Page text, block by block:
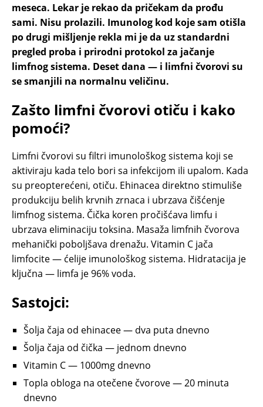
meseca. Lekar je rekao da pričekam da prođu
sami. Nisu prolazili. Imunolog kod koje sam otišla
po drugi mišljenje rekla mi je da uz standardni
pregled proba i prirodni protokol za jačanje
limfnog sistema. Deset dana — i limfni čvorovi su
se smanjili na normalnu veličinu.
Zašto limfni čvorovi otiču i kako
pomoći?
Limfni čvorovi su filtri imunološkog sistema koji se
aktiviraju kada telo bori sa infekcijom ili upalom. Kada
su preopterećeni, otiču. Ehinacea direktno stimuliše
produkciju belih krvnih zrnaca i ubrzava čišćenje
limfnog sistema. Čička koren pročišćava limfu i
ubrzava eliminaciju toksina. Masaža limfnih čvorova
mehanički poboljšava drenažu. Vitamin C jača
limfocite — ćelije imunološkog sistema. Hidratacija je
ključna — limfa je 96% voda.
Sastojci:
Šolja čaja od ehinacee — dva puta dnevno
Šolja čaja od čička — jednom dnevno
Vitamin C — 1000mg dnevno
Topla obloga na otečene čvorove — 20 minuta
dnevno